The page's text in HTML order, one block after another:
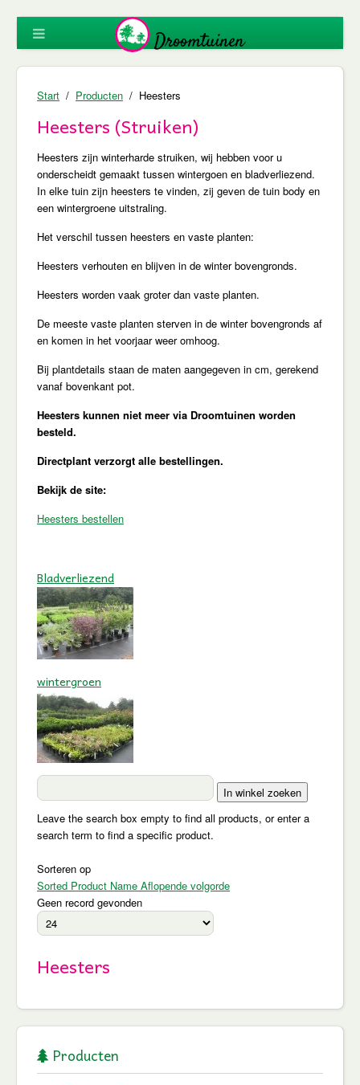
Start Producten Heesters
Heesters (Struiken)
Heesters zijn winterharde struiken, wij hebben voor u
onderscheidt gemaakt tussen wintergoen en bladverliezend.
In elke tuin zijn heesters te vinden, zij geven de tuin body en
een wintergroene uitstraling.
Het verschil tussen heesters en vaste planten:
Heesters verhouten en blijven in de winter bovengronds.
Heesters worden vaak groter dan vaste planten.
De meeste vaste planten sterven in de winter bovengronds af
en komen in het voorjaar weer omhoog.
Bij plantdetails staan de maten aangegeven in cm, gerekend
vanaf bovenkant pot.
Heesters kunnen niet meer via Droomtuinen worden
besteld.
Directplant verzorgt alle bestellingen.
Bekijk de site:
Heesters bestellen
Bladverliezend
wintergroen
Leave the search box empty to find all products, or enter a
search term to find a specific product.
Sorteren op
Sorted Product Name Aflopende volgorde
Geen record gevonden
Heesters
Producten